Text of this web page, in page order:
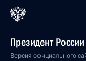
Президент России
Версия официального